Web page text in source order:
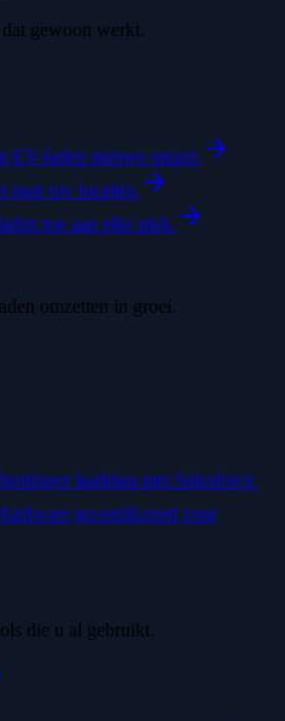
gewoon werkt.
EV-laden nieuwe omzet.
naar uw locaties.
toe aan elke plek.
omzetten in groei.
laaddata met Salesforce.
gecertificeerd voor
die u al gebruikt.